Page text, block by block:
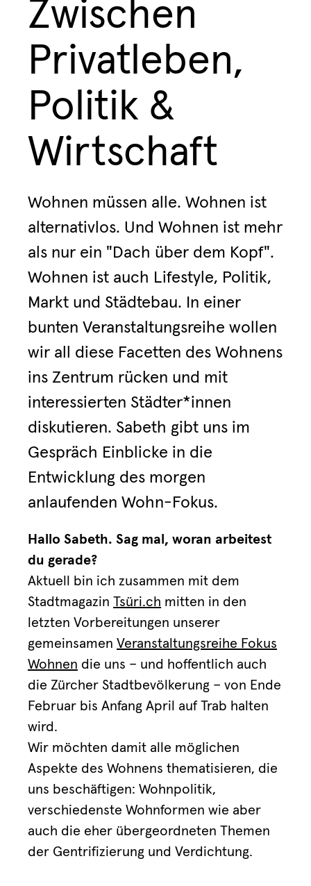
Zwischen
Privatleben,
Politik &
Wirtschaft
Wohnen müssen alle. Wohnen ist
alternativlos. Und Wohnen ist mehr
als nur ein "Dach über dem Kopf".
Wohnen ist auch Lifestyle, Politik,
Markt und Städtebau. In einer
bunten Veranstaltungsreihe wollen
wir all diese Facetten des Wohnens
ins Zentrum rücken und mit
interessierten Städter*innen
diskutieren. Sabeth gibt uns im
Gespräch Einblicke in die
Entwicklung des morgen
anlaufenden Wohn-Fokus.
Hallo Sabeth. Sag mal, woran arbeitest
du gerade?
Aktuell bin ich zusammen mit dem
Stadtmagazin Tsüri.ch mitten in den
letzten Vorbereitungen unserer
gemeinsamen Veranstaltungsreihe Fokus
Wohnen die uns – und hoffentlich auch
die Zürcher Stadtbevölkerung – von Ende
Februar bis Anfang April auf Trab halten
wird.
Wir möchten damit alle möglichen
Aspekte des Wohnens thematisieren, die
uns beschäftigen: Wohnpolitik,
verschiedenste Wohnformen wie aber
auch die eher übergeordneten Themen
der Gentrifizierung und Verdichtung.